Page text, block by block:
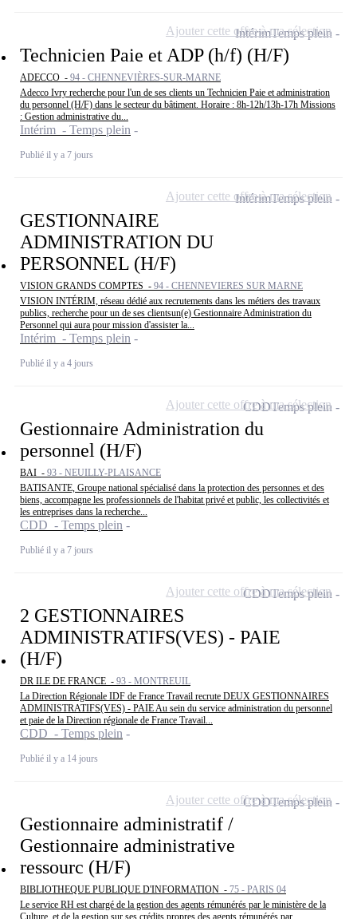
Technicien Paie et ADP (h/f) (H/F)
ADECCO - 94 - CHENNEVIÈRES-SUR-MARNE
Adecco Ivry recherche pour l'un de ses clients un Technicien Paie et administration
du personnel (H/F) dans le secteur du bâtiment. Horaire : 8h-12h/13h-17h Missions
: Gestion administrative du...
Intérim - Temps plein
Publié il y a 7 jours
IntérimTemps plein
Ajouter cette offre à ma sélection
GESTIONNAIRE
ADMINISTRATION DU
PERSONNEL (H/F)
VISION GRANDS COMPTES - 94 - CHENNEVIERES SUR MARNE
VISION INTÉRIM, réseau dédié aux recrutements dans les métiers des travaux
publics, recherche pour un de ses clientsun(e) Gestionnaire Administration du
Personnel qui aura pour mission d'assister la...
Intérim - Temps plein
Publié il y a 4 jours
IntérimTemps plein
Ajouter cette offre à ma sélection
Gestionnaire Administration du
personnel (H/F)
BAI - 93 - NEUILLY-PLAISANCE
BATISANTE, Groupe national spécialisé dans la protection des personnes et des
biens, accompagne les professionnels de l'habitat privé et public, les collectivités et
les entreprises dans la recherche...
CDD - Temps plein
Publié il y a 7 jours
CDDTemps plein
Ajouter cette offre à ma sélection
2 GESTIONNAIRES
ADMINISTRATIFS(VES) - PAIE
(H/F)
DR ILE DE FRANCE - 93 - MONTREUIL
La Direction Régionale IDF de France Travail recrute DEUX GESTIONNAIRES
ADMINISTRATIFS(VES) - PAIE Au sein du service administration du personnel
et paie de la Direction régionale de France Travail...
CDD - Temps plein
Publié il y a 14 jours
CDDTemps plein
Ajouter cette offre à ma sélection
Gestionnaire administratif /
Gestionnaire administrative
ressourc (H/F)
BIBLIOTHEQUE PUBLIQUE D'INFORMATION - 75 - PARIS 04
Le service RH est chargé de la gestion des agents rémunérés par le ministère de la
Culture, et de la gestion sur ses crédits propres des agents rémunérés par
CDDTemps plein
Ajouter cette offre à ma sélection